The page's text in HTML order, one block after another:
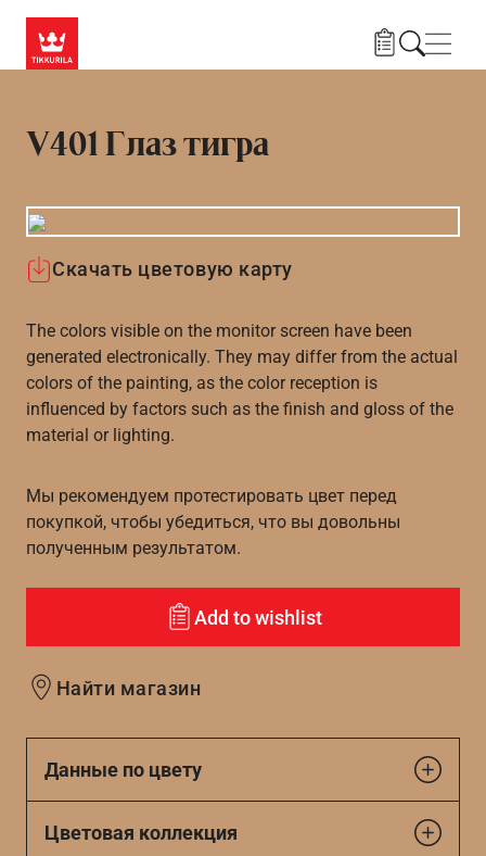
V401 Глаз тигра
Скачать цветовую карту
The colors visible on the monitor screen have been
generated electronically. They may differ from the actual
colors of the painting, as the color reception is
influenced by factors such as the finish and gloss of the
material or lighting.
Мы рекомендуем протестировать цвет перед
покупкой, чтобы убедиться, что вы довольны
полученным результатом.
Add to wishlist
Найти магазин
Данные по цвету
Цветовая коллекция